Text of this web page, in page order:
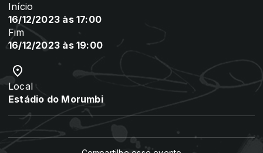
Início
16/12/2023 às 17:00
Fim
16/12/2023 às 19:00
Local
Estádio do Morumbi